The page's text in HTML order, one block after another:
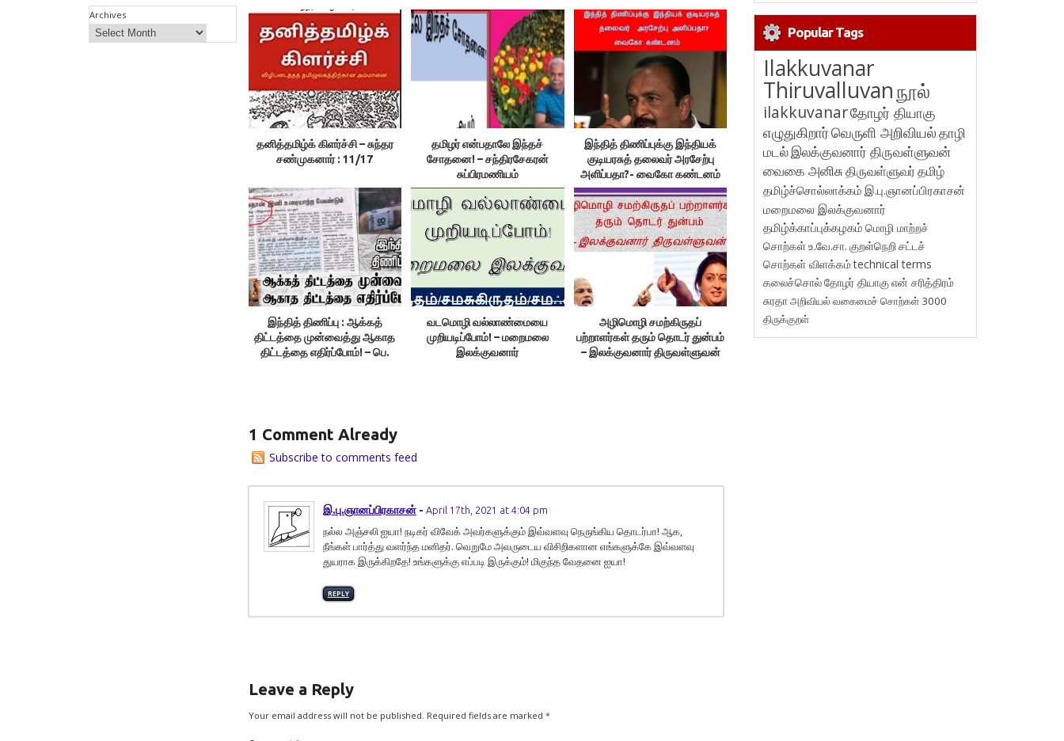
தனித்தமிழ்க் கிளர்ச்சி – சுந்தர
சண்முகனார் : 11/17
தமிழர் என்பதாலே இந்தச்
சோதனை! – சந்திரசேகரன்
சுப்பிரமணியம்
இந்தித் திணிப்புக்கு இந்தியக்
குடியரசுத் தலைவர் அரசேற்பு
அளிப்பதா?- வைகோ கண்டனம்
இந்தித் திணிப்பு : ஆக்கத்
திட்டத்தை முன்வைத்து ஆகாத
திட்டத்தை எதிர்ப்போம்! – பெ.
வடமொழி வல்லாண்மையை
முறியடிப்போம்! – மறைமலை
இலக்குவனார்
அழிமொழி சமற்கிருதப்
பற்றாளர்கள் தரும் தொடர் துன்பம்
– இலக்குவனார் திருவள்ளுவன்
1 Comment Already
Subscribe to comments feed
இ.பு.ஞானப்பிரகாசன் - April 17th, 2021 at 4:04 pm
நல்ல அஞ்சலி ஐயா! நடிகர் விவேக் அவர்களுக்கும் இவ்வளவு நெருங்கிய தொடர்பா! ஆக,
நீங்கள் பார்த்து வளர்ந்த மனிதர். வெறுமே அவருடைய விசிறிகளான எங்களுக்கே இவ்வளவு
துயராக இருக்கிறதே! உங்களுக்கு எப்படி இருக்கும்! மிகுந்த வேதனை ஐயா!
REPLY
Leave a Reply
Your email address will not be published. Required fields are marked *
Archives
Popular Tags
Ilakkuvanar
Thiruvalluvanநூல்
ilakkuvanarதோழர் தியாகு
எழுதுகிறார்வெருளி அறிவியல்தாழி
மடல்இலக்குவனார் திருவள்ளுவன்
வைகை அனிசுதிருவள்ளுவர்தமிழ்
தமிழ்ச்சொல்லாக்கம் இ.பு.ஞானப்பிரகாசன்
மறைமலை இலக்குவனார்
தமிழ்க்காப்புக்கழகம் மொழி மாற்றச்
சொற்கள்உ.வே.சா. குறள்நெறி சட்டச்
சொற்கள் விளக்கம்technical terms
கலைச்சொல்தோழர் தியாகுஎன் சரித்திரம்
சுரதாஅறிவியல் வகைமைச் சொற்கள் 3000
திருக்குறள்